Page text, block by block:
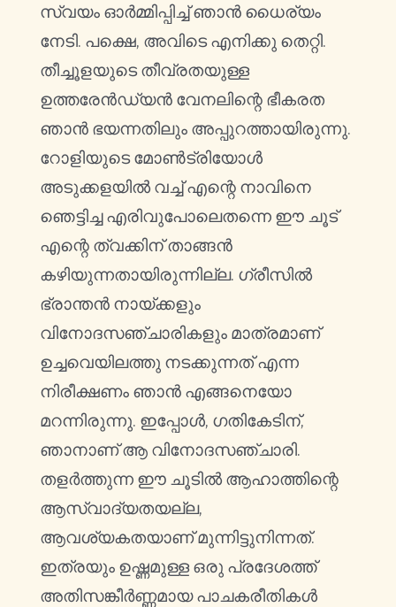
സ്വയം ഓർമ്മിപ്പിച്ച് ഞാൻ ധൈര്യം
നേടി. പക്ഷെ, അവിടെ എനിക്കു തെറ്റി.
തീച്ചൂളയുടെ തീവ്രതയുള്ള
ഉത്തരേൻഡ്യൻ വേനലിന്റെ ഭീകരത
ഞാൻ ഭയന്നതിലും അപ്പുറത്തായിരുന്നു.
റോളിയുടെ മോൺട്രിയോൾ
അടുക്കളയിൽ വച്ച് എന്റെ നാവിനെ
ഞെട്ടിച്ച എരിവുപോലെതന്നെ ഈ ചൂട്
എന്റെ ത്വക്കിന് താങ്ങൻ
കഴിയുന്നതായിരുന്നില്ല. ഗ്രീസിൽ
ഭ്രാന്തൻ നായ്ക്കളും
വിനോദസഞ്ചാരികളും മാത്രമാണ്
ഉച്ചവെയിലത്തു നടക്കുന്നത് എന്ന
നിരീക്ഷണം ഞാൻ എങ്ങനെയോ
മറന്നിരുന്നു. ഇപ്പോൾ, ഗതികേടിന്,
ഞാനാണ് ആ വിനോദസഞ്ചാരി.
തളർത്തുന്ന ഈ ചൂടിൽ ആഹാത്തിന്റെ
ആസ്വാദ്യതയല്ല,
ആവശ്യകതയാണ് മുന്നിട്ടുനിന്നത്.
ഇത്രയും ഉഷ്ണമുള്ള ഒരു പ്രദേശത്ത്
അതിസങ്കീർണ്ണമായ പാചകരീതികൾ